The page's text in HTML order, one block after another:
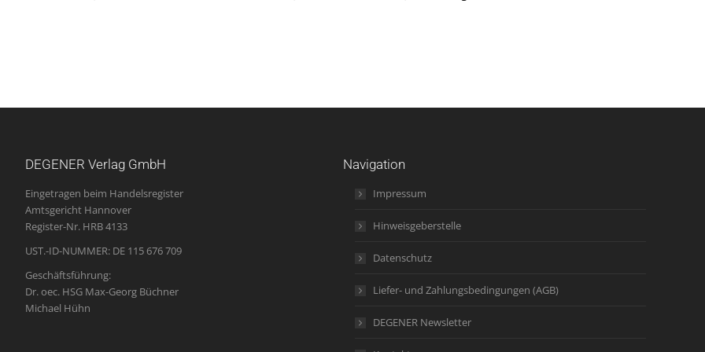
DEGENER Verlag GmbH
Eingetragen beim Handelsregister
Amtsgericht Hannover
Register-Nr. HRB 4133
UST.-ID-NUMMER: DE 115 676 709
Geschäftsführung:
Dr. oec. HSG Max-Georg Büchner
Michael Hühn
Navigation
Impressum
Hinweisgeberstelle
Datenschutz
Liefer- und Zahlungsbedingungen (AGB)
DEGENER Newsletter